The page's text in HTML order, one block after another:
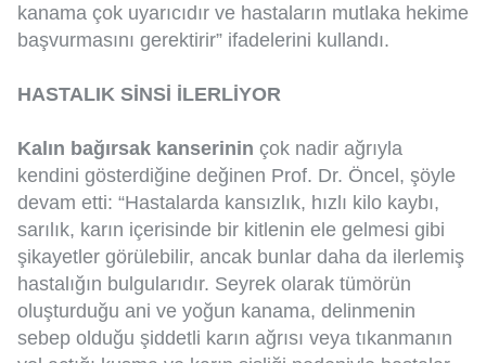
kanama çok uyarıcıdır ve hastaların mutlaka hekime
başvurmasını gerektirir” ifadelerini kullandı.
HASTALIK SİNSİ İLERLİYOR
Kalın bağırsak kanserinin çok nadir ağrıyla
kendini gösterdiğine değinen Prof. Dr. Öncel, şöyle
devam etti: “Hastalarda kansızlık, hızlı kilo kaybı,
sarılık, karın içerisinde bir kitlenin ele gelmesi gibi
şikayetler görülebilir, ancak bunlar daha da ilerlemiş
hastalığın bulgularıdır. Seyrek olarak tümörün
oluşturduğu ani ve yoğun kanama, delinmenin
sebep olduğu şiddetli karın ağrısı veya tıkanmanın